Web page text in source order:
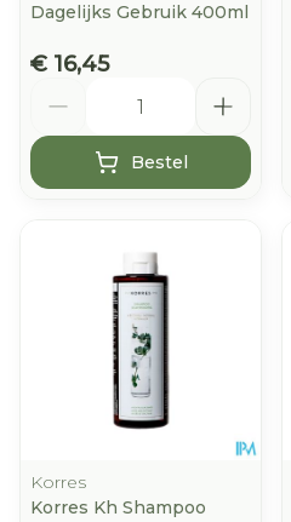
Dagelijks Gebruik 400ml
€ 16,45
Bestel
Korres
Korres Kh Shampoo